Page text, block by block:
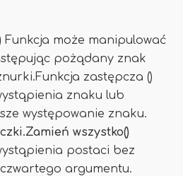
Funkcja może manipulować
pożądany znak
zastępcza ()
znaku lub
występowanie znaku.
wszystko()
postaci bez
argumentu.